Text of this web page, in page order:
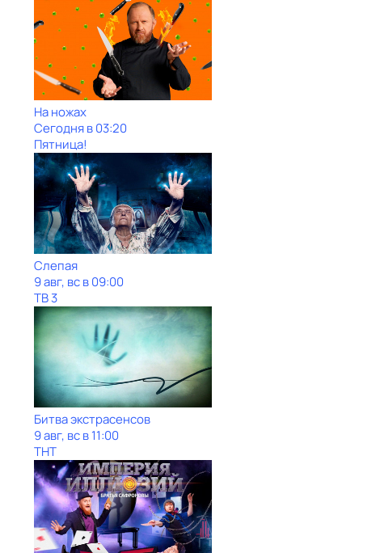
На ножах
Сегодня в 03:20
Пятница!
Слепая
9 авг, вс в 09:00
ТВ 3
Битва экстрасенсов
9 авг, вс в 11:00
ТНТ